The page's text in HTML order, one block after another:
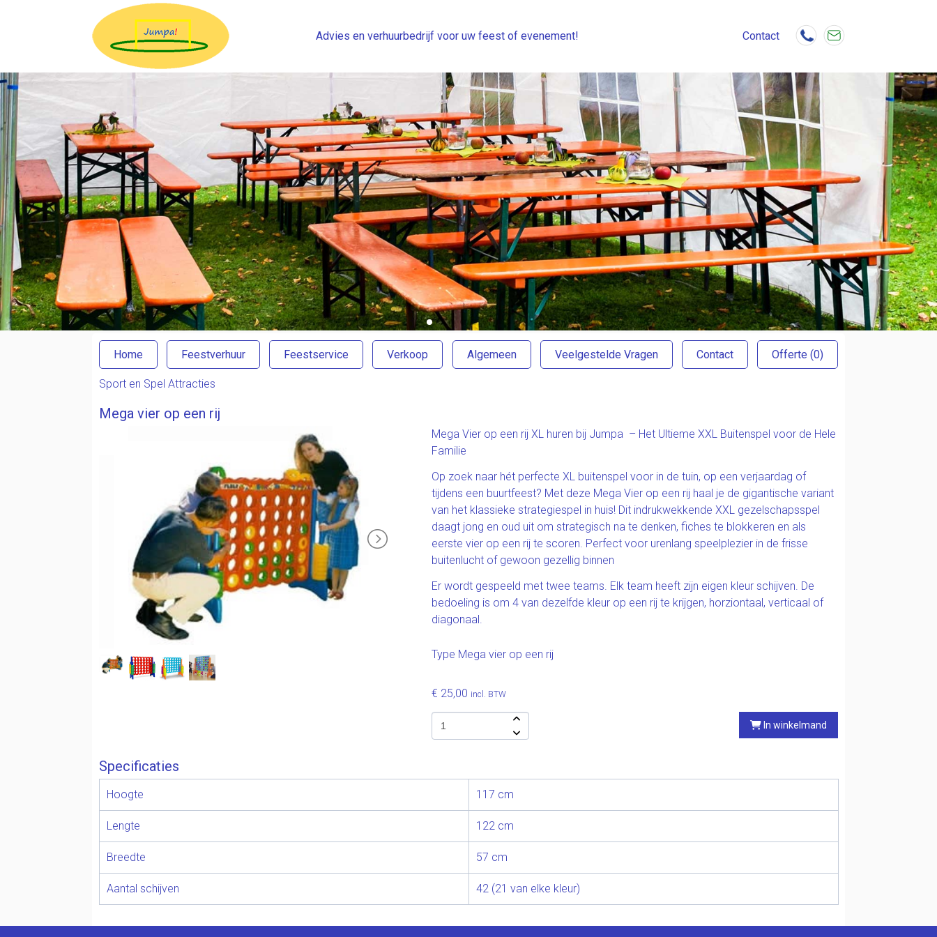
Advies en verhuurbedrijf voor uw feest of evenement! Contact
Home Feestverhuur Feestservice Verkoop Algemeen Veelgestelde Vragen Contact Offerte (0)
Sport en Spel Attracties
Mega vier op een rij
Mega Vier op een rij XL huren bij Jumpa – Het Ultieme XXL Buitenspel voor de Hele
Familie
Op zoek naar hét perfecte XL buitenspel voor in de tuin, op een verjaardag of
tijdens een buurtfeest? Met deze Mega Vier op een rij haal je de gigantische variant
van het klassieke strategiespel in huis! Dit indrukwekkende XXL gezelschapsspel
daagt jong en oud uit om strategisch na te denken, fiches te blokkeren en als
eerste vier op een rij te scoren. Perfect voor urenlang speelplezier in de frisse
buitenlucht of gewoon gezellig binnen
Er wordt gespeeld met twee teams. Elk team heeft zijn eigen kleur schijven. De
bedoeling is om 4 van dezelfde kleur op een rij te krijgen, horziontaal, verticaal of
diagonaal.
Type Mega vier op een rij
€ 25,00 incl. BTW
In winkelmand
Specificaties
Hoogte 117 cm
Lengte 122 cm
Breedte 57 cm
Aantal schijven 42 (21 van elke kleur)